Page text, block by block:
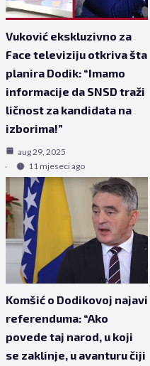
Vuković ekskluzivno za
Face televiziju otkriva šta
planira Dodik: “Imamo
informacije da SNSD traži
ličnost za kandidata na
izborima!”
aug 29, 2025
11 mjeseci ago
Komšić o Dodikovoj najavi
referenduma: “Ako
povede taj narod, u koji
se zaklinje, u avanturu čiji